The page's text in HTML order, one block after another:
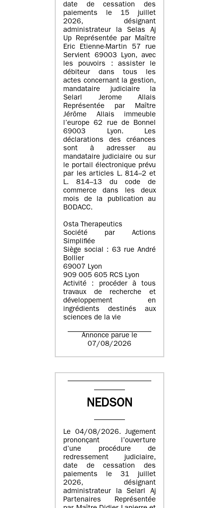
date de cessation des
paiements le 15 juillet
2026, désignant
administrateur la Selas Aj
Up Représentée par Maître
Eric Etienne-Martin 57 rue
Servient 69003 Lyon, avec
les pouvoirs : assister le
débiteur dans tous les
actes concernant la gestion,
mandataire judiciaire la
Selarl Jerome Allais
Représentée par Maître
Jérôme Allais immeuble
l’europe 62 rue de Bonnel
69003 Lyon. Les
déclarations des créances
sont à adresser au
mandataire judiciaire ou sur
le portail électronique prévu
par les articles L. 814–2 et
L. 814–13 du code de
commerce dans les deux
mois de la publication au
BODACC.
Osta Therapeutics
Société par Actions
Simplifiée
Siège social : 63 rue André
Bollier
69007 Lyon
909 005 605 RCS Lyon
Activité : procéder à tous
travaux de recherche et
développement en
ingrédients destinés aux
sciences de la vie
Annonce parue le
07/08/2026
NEDSON
Le 04/08/2026. Jugement
prononçant l’ouverture
d’une procédure de
redressement judiciaire,
date de cessation des
paiements le 31 juillet
2026, désignant
administrateur la Selarl Aj
Partenaires Représentée